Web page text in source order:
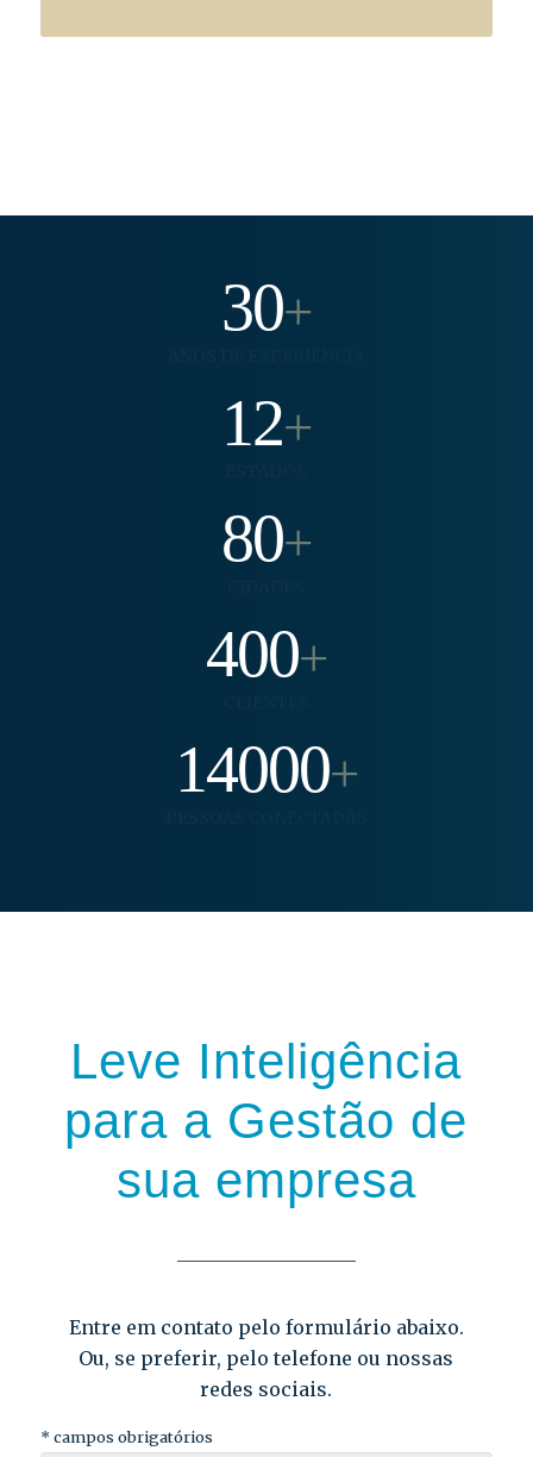
30+
12+
80+
400+
14000+
Leve Inteligência
para a Gestão de
sua empresa
Entre em contato pelo formulário abaixo.
Ou, se preferir, pelo telefone ou nossas
redes sociais.
* campos obrigatórios